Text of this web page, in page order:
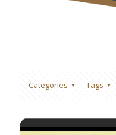
Categories Tags